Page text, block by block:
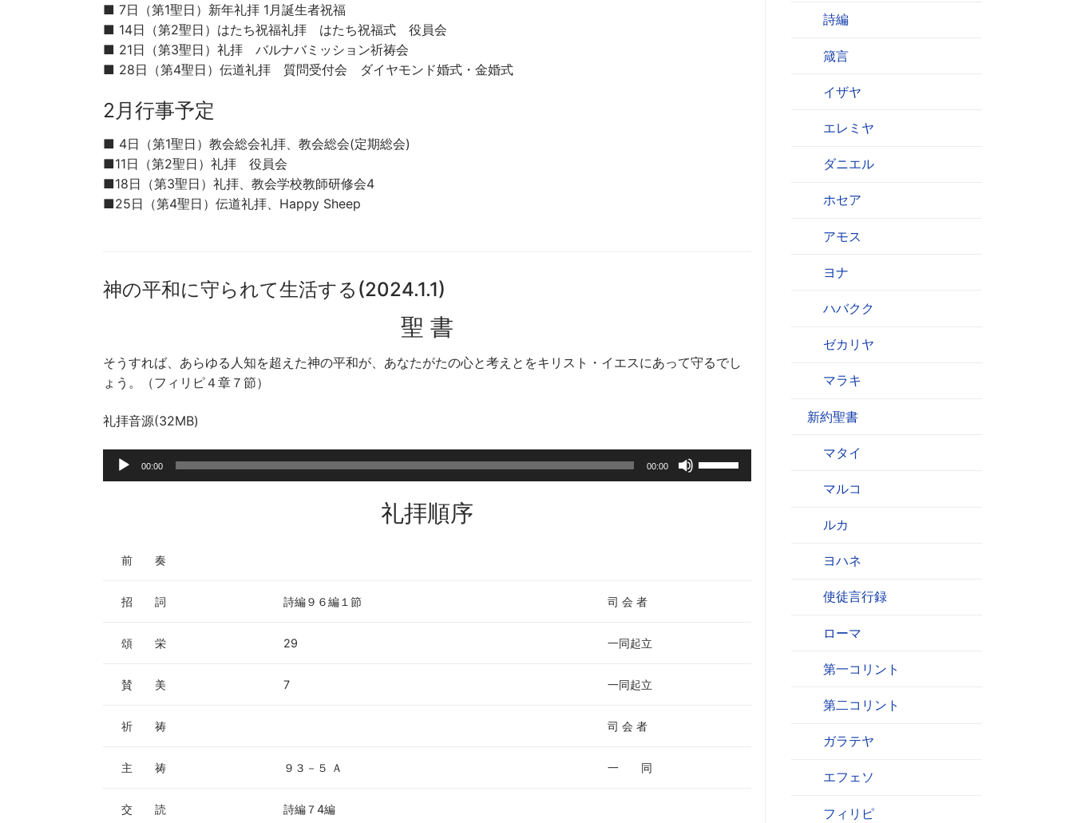
■ 7日（第1聖日）新年礼拝 1月誕生者祝福
■ 14日（第2聖日）はたち祝福礼拝 はたち祝福式 役員会
■ 21日（第3聖日）礼拝 バルナバミッション祈祷会
■ 28日（第4聖日）伝道礼拝 質問受付会 ダイヤモンド婚式・金婚式
2月行事予定
■ 4日（第1聖日）教会総会礼拝、教会総会(定期総会)
■11日（第2聖日）礼拝 役員会
■18日（第3聖日）礼拝、教会学校教師研修会4
■25日（第4聖日）伝道礼拝、Happy Sheep
神の平和に守られて生活する(2024.1.1)
聖 書
そうすれば、あらゆる人知を超えた神の平和が、あなたがたの心と考えとをキリスト・イエスにあって守るでし
ょう。（フィリピ４章７節）
礼拝音源(32MB)
声
00:00 00:00
リ
礼拝順序
前 奏
招 詞 詩編９６編１節 司 会 者
頌 栄 29 一同起立
賛 美 7 一同起立
祈 祷 司 会 者
主 祷 ９３－５ Ａ 一 同
交 読 詩編７4編
詩編
箴言
イザヤ
エレミヤ
ダニエル
ホセア
アモス
ヨナ
ハバクク
ゼカリヤ
マラキ
新約聖書
マタイ
マルコ
ルカ
ヨハネ
使徒言行録
ローマ
第一コリント
第二コリント
ガラテヤ
エフェソ
フィリピ